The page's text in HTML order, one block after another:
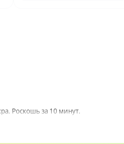
Роскошь за 10 минут.